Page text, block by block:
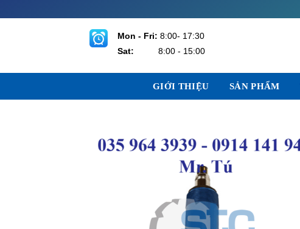
qua
Mon - Fri: 8:00- 17:30
Sat:
8:00 - 15:00
GIỚI THIỆU SẢN PHẨM